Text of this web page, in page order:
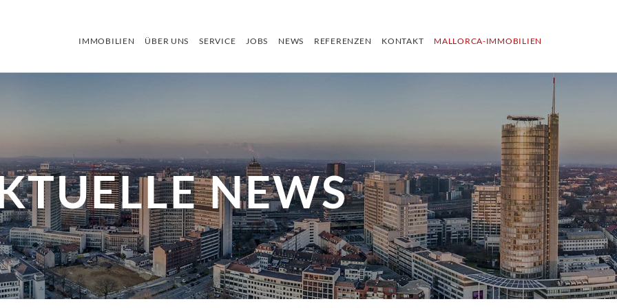
IMMOBILIEN ÜBER UNS SERVICE JOBS NEWS REFERENZEN KONTAKT MALLORCA-IMMOBILIEN
NEWS